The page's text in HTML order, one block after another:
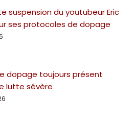
suspension du youtubeur Eric
ses protocoles de dopage
dopage toujours présent
lutte sévère